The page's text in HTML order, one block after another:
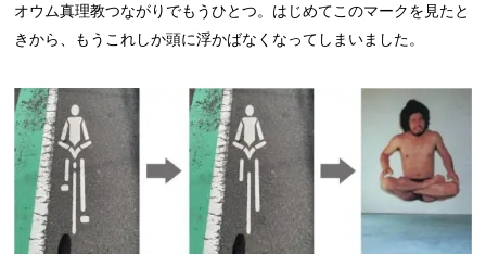
オウム真理教つながりでもうひとつ。はじめてこのマークを見たと
きから、もうこれしか頭に浮かばなくなってしまいました。